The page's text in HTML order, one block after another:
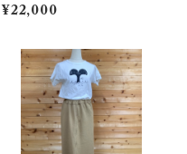
02503221658
¥22,000